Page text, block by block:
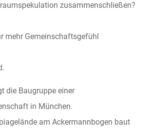
zusammenschließen?
mehr Gemeinschaftsgefühl
die Baugruppe einer
in München.
am Ackermannbogen baut